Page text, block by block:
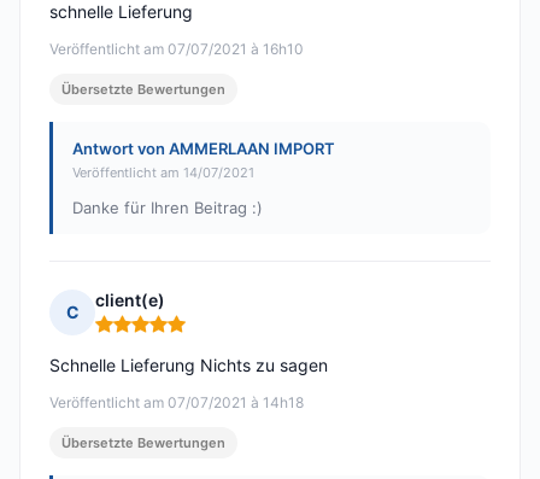
Veröffentlicht am 07/07/2021 à 16h10
schnelle Lieferung
Übersetzte Bewertungen
Antwort von AMMERLAAN IMPORT
Veröffentlicht am 14/07/2021
Danke für Ihren Beitrag :)
C
client(e)
Hinweis: 5 von 5
Veröffentlicht am 07/07/2021 à 14h18
Schnelle Lieferung Nichts zu sagen
Übersetzte Bewertungen